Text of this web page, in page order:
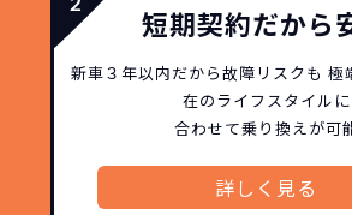
短期契約だから
新車３年以内だから故障リスクも 極
在のライフスタイルに
合わせて乗り換えが可
詳しく見る